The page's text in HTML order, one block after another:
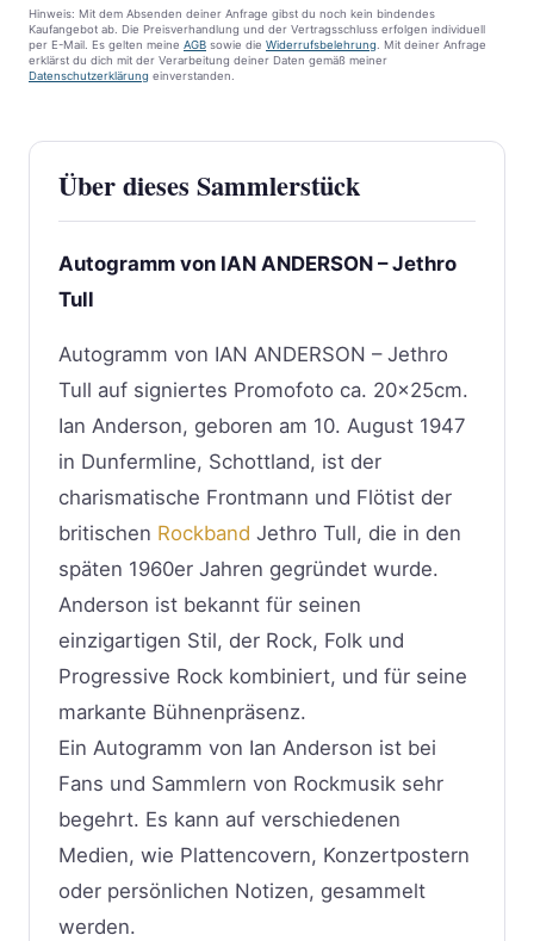
Hinweis: Mit dem Absenden deiner Anfrage gibst du noch kein bindendes
Kaufangebot ab. Die Preisverhandlung und der Vertragsschluss erfolgen individuell
per E-Mail. Es gelten meine AGB sowie die Widerrufsbelehrung . Mit deiner Anfrage
erklärst du dich mit der Verarbeitung deiner Daten gemäß meiner
Datenschutzerklärung einverstanden.
Über dieses Sammlerstück
Autogramm von IAN ANDERSON – Jethro
Tull
Autogramm von IAN ANDERSON – Jethro
Tull auf signiertes Promofoto ca. 20x25cm.
Ian Anderson, geboren am 10. August 1947
in Dunfermline, Schottland, ist der
charismatische Frontmann und Flötist der
britischen Rockband Jethro Tull, die in den
späten 1960er Jahren gegründet wurde.
Anderson ist bekannt für seinen
einzigartigen Stil, der Rock, Folk und
Progressive Rock kombiniert, und für seine
markante Bühnenpräsenz.
Ein Autogramm von Ian Anderson ist bei
Fans und Sammlern von Rockmusik sehr
begehrt. Es kann auf verschiedenen
Medien, wie Plattencovern, Konzertpostern
oder persönlichen Notizen, gesammelt
werden.